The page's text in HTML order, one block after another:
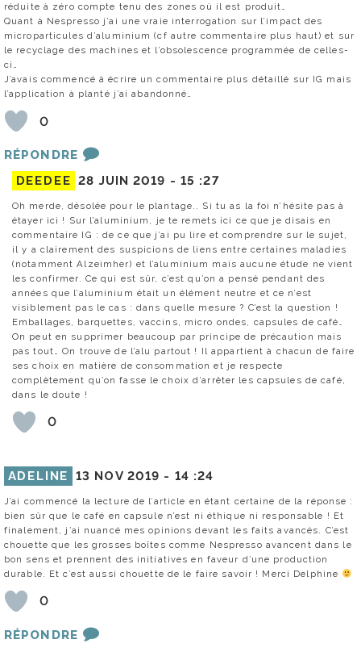
réduite à zéro compte tenu des zones où il est produit…
Quant à Nespresso j’ai une vraie interrogation sur l’impact des
microparticules d’aluminium (cf autre commentaire plus haut) et sur
le recyclage des machines et l’obsolescence programmée de celles-
ci…
J’avais commencé à écrire un commentaire plus détaillé sur IG mais
l’application à planté j’ai abandonné…
0
RÉPONDRE
DEEDEE 28 JUIN 2019 - 15 :27
Oh merde, désolée pour le plantage.. Si tu as la foi n’hésite pas à
étayer ici ! Sur l’aluminium, je te remets ici ce que je disais en
commentaire IG : de ce que j’ai pu lire et comprendre sur le sujet,
il y a clairement des suspicions de liens entre certaines maladies
(notamment Alzeimher) et l’aluminium mais aucune étude ne vient
les confirmer. Ce qui est sûr, c’est qu’on a pensé pendant des
années que l’aluminium était un élément neutre et ce n’est
visiblement pas le cas : dans quelle mesure ? C’est la question !
Emballages, barquettes, vaccins, micro ondes, capsules de café…
On peut en supprimer beaucoup par principe de précaution mais
pas tout… On trouve de l’alu partout ! Il appartient à chacun de faire
ses choix en matière de consommation et je respecte
complètement qu’on fasse le choix d’arrêter les capsules de café,
dans le doute !
0
ADELINE 13 NOV 2019 - 14 :24
J’ai commencé la lecture de l’article en étant certaine de la réponse :
bien sûr que le café en capsule n’est ni éthique ni responsable ! Et
finalement, j’ai nuancé mes opinions devant les faits avancés. C’est
chouette que les grosses boîtes comme Nespresso avancent dans le
bon sens et prennent des initiatives en faveur d’une production
durable. Et c’est aussi chouette de le faire savoir ! Merci Delphine
0
RÉPONDRE